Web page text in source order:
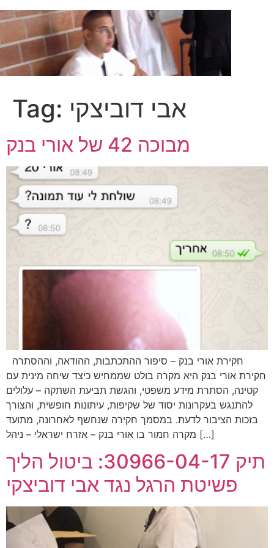
Skip
to
content
Tag: אבי דוביצקי
מבוכה 42 של אורי בנק
חקירת אורי בנק היא מקרה בולט שממחיש כיצד שיחה מינית עם
קטינה, הסתרת מידע משפטי, והגשת תביעת השתקה – עלולים
להתנגש בעקרונות יסוד של שקיפות, עיתונות חופשית, והצורך
בזכות הציבור לדעת. במסמך חקירה שנחשף לאחרונה, מתועד
מקרה חמור בו אורי בנק – אזרח ישראלי – ניהל […]
תיק 30966-04-17: ביטול הליך
פשיטת הרגל נגד אבי דוביצקי